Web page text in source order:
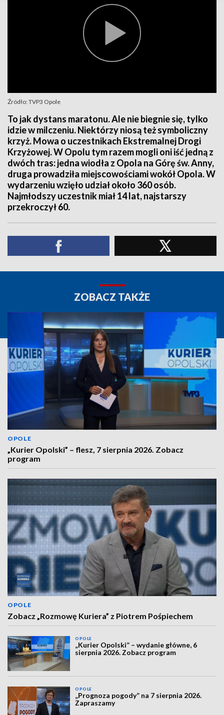
Źródło: TVP3 Opole
To jak dystans maratonu. Ale nie biegnie się, tylko
idzie w milczeniu. Niektórzy niosą też symboliczny
krzyż. Mowa o uczestnikach Ekstremalnej Drogi
Krzyżowej. W Opolu tym razem mogli oni iść jedną z
dwóch tras: jedna wiodła z Opola na Górę św. Anny,
druga prowadziła miejscowościami wokół Opola. W
wydarzeniu wzięło udział około 360 osób.
Najmłodszy uczestnik miał 14 lat, najstarszy
przekroczył 60.
ZOBACZ TAKŻE
OPOLE
„Kurier Opolski” – flesz, 7 sierpnia 2026. Zobacz
program
OPOLE
Zobacz „Rozmowę Kuriera” z Piotrem Pośpiechem
OPOLE
„Kurier Opolski” – wydanie główne, 6
sierpnia 2026. Zobacz program
OPOLE
„Prognoza pogody” na 7 sierpnia 2026.
Zapraszamy